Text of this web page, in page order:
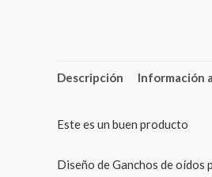
Descripción Información
Este es un buen producto
Diseño de Ganchos de